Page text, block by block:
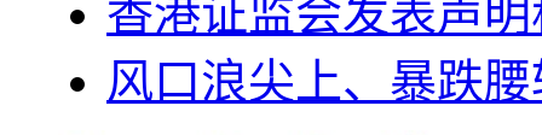
香港证监会发表声
风口浪尖上、暴跌